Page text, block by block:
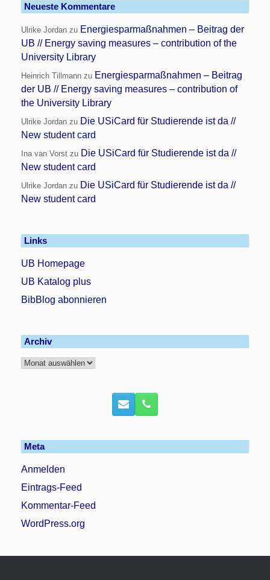
Neueste Kommentare
Ulrike Jordan zu Energiesparmaßnahmen – Beitrag der
UB // Energy saving measures – contribution of the
University Library
Heinrich Tillmann zu Energiesparmaßnahmen – Beitrag
der UB // Energy saving measures – contribution of
the University Library
Ulrike Jordan zu Die USiCard für Studierende ist da //
New student card
Ina van Vorst zu Die USiCard für Studierende ist da //
New student card
Ulrike Jordan zu Die USiCard für Studierende ist da //
New student card
Links
UB Homepage
UB Katalog plus
BibBlog abonnieren
Archiv
Archiv
Meta
Anmelden
Eintrags-Feed
Kommentar-Feed
WordPress.org